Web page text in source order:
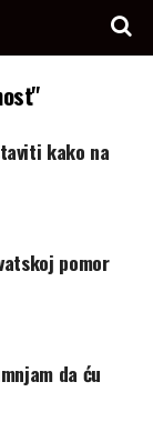
kako na
pomor
da ću